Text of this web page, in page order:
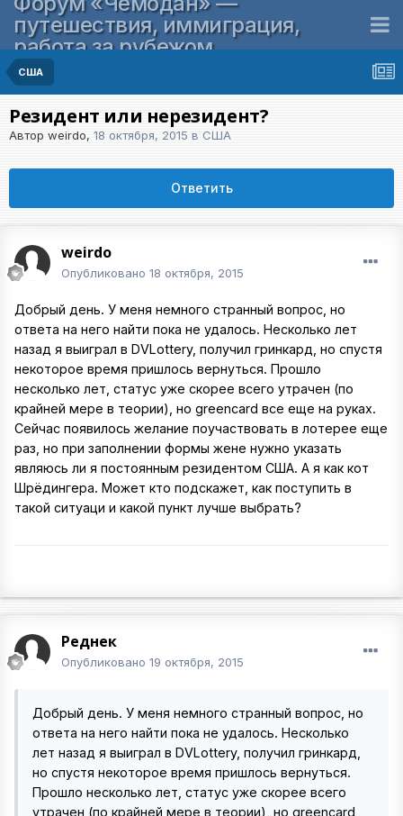
путешествия, иммиграция,
работа за рубежом
США
Резидент или нерезидент?
Автор weirdo, 18 октября, 2015 в США
Ответить
weirdo
Опубликовано 18 октября, 2015
Добрый день. У меня немного странный вопрос, но
ответа на него найти пока не удалось. Несколько лет
назад я выиграл в DVLottery, получил гринкард, но спустя
некоторое время пришлось вернуться. Прошло
несколько лет, статус уже скорее всего утрачен (по
крайней мере в теории), но greencard все еще на руках.
Сейчас появилось желание поучаствовать в лотерее еще
раз, но при заполнении формы жене нужно указать
являюсь ли я постоянным резидентом США. А я как кот
Шрёдингера. Может кто подскажет, как поступить в
такой ситуаци и какой пункт лучше выбрать?
Реднек
Опубликовано 19 октября, 2015
Добрый день. У меня немного странный вопрос, но
ответа на него найти пока не удалось. Несколько
лет назад я выиграл в DVLottery, получил гринкард,
но спустя некоторое время пришлось вернуться.
Прошло несколько лет, статус уже скорее всего
утрачен (по крайней мере в теории), но greencard